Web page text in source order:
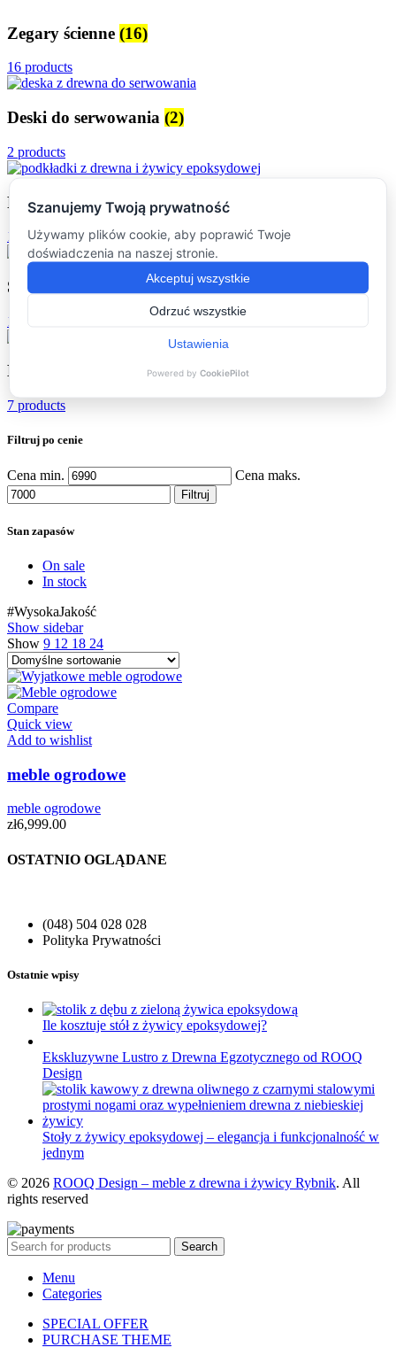
Zegary ścienne (16)
16 products
Deski do serwowania (2)
2 products
Podkładki(16)
16 products
Stoliki kawowe (16)
16 products
Dodatki
7 products
Filtruj po cenie
Cena min. Cena maks.
Filtruj
Stan zapasów
On sale
In stock
#WysokaJakość
Show sidebar
Show 9 12 18 24
Compare
Quick view
Add to wishlist
meble ogrodowe
meble ogrodowe
zł6,999.00
OSTATNIO OGLĄDANE
(048) 504 028 028
Polityka Prywatności
Ostatnie wpisy
Ile kosztuje stół z żywicy epoksydowej?
Ekskluzywne Lustro z Drewna Egzotycznego od ROOQ
Design
Stoły z żywicy epoksydowej – elegancja i funkcjonalność w
jednym
© 2026 ROOQ Design – meble z drewna i żywicy Rybnik. All
rights reserved
Search
Menu
Categories
SPECIAL OFFER
PURCHASE THEME